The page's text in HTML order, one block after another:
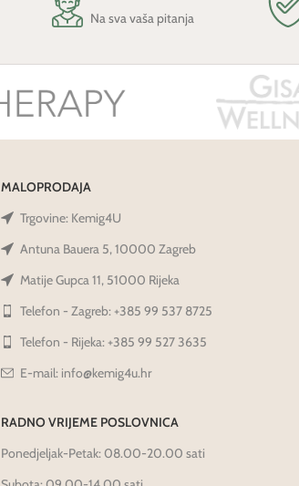
Na sva vaša pitanja
MALOPRODAJA
Trgovine: Kemig4U
Antuna Bauera 5, 10000 Zagreb
Matije Gupca 11, 51000 Rijeka
Telefon - Zagreb: +385 99 537 8725
Telefon - Rijeka: +385 99 527 3635
E-mail: info@kemig4u.hr
RADNO VRIJEME POSLOVNICA
Ponedjeljak-Petak: 08.00-20.00 sati